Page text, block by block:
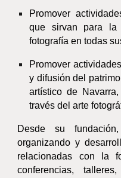
Promover
que sirvan para
fotografía en todas
Promover
y difusión del
artístico de
través del arte
Desde su
organizando y
relacionadas con la
conferencias,